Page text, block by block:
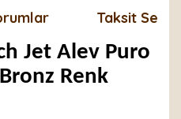
Taksit
Jet Alev Puro
Renk